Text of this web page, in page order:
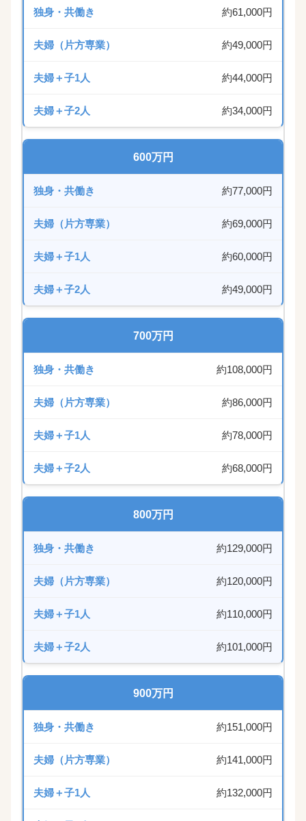
約61,000円
約49,000円
約44,000円
約34,000円
600万円
約77,000円
約69,000円
約60,000円
約49,000円
700万円
約108,000円
約86,000円
約78,000円
約68,000円
800万円
約129,000円
約120,000円
約110,000円
約101,000円
900万円
約151,000円
約141,000円
約132,000円